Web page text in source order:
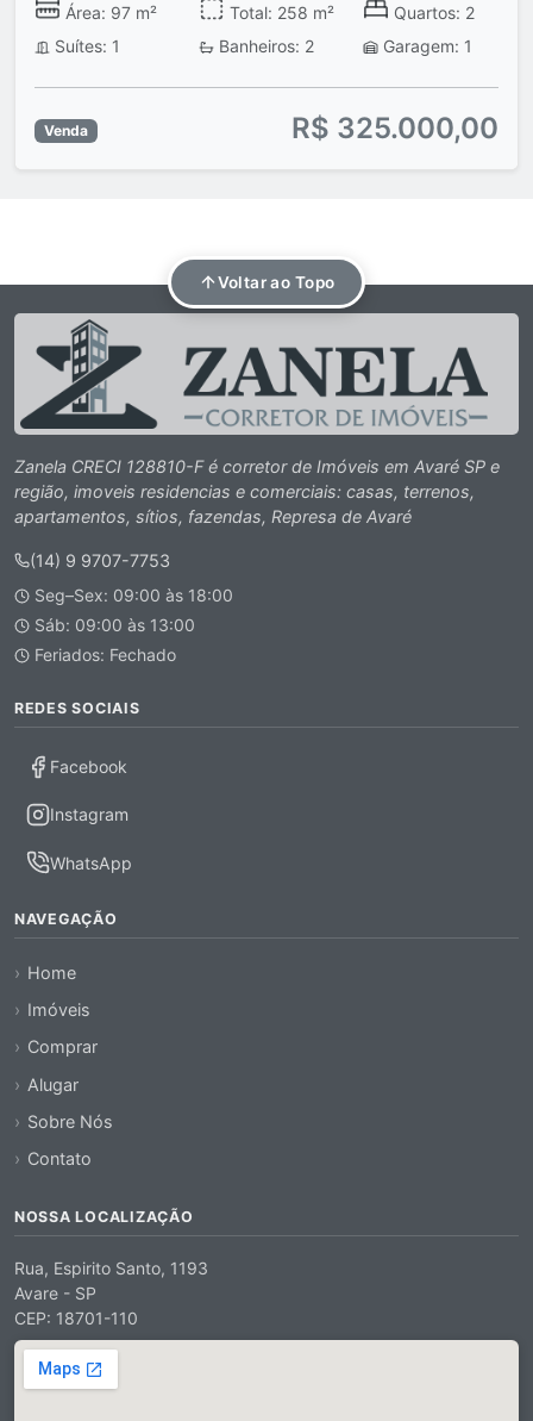
Área: 97 m² Total: 258 m²
Quartos: 2
Suítes: 1
Banheiros: 2 Garagem: 1
Venda R$ 325.000,00
Voltar ao Topo
Zanela CRECI 128810-F é corretor de Imóveis em Avaré SP e
região, imoveis residencias e comerciais: casas, terrenos,
apartamentos, sítios, fazendas, Represa de Avaré
(14) 9 9707-7753
Seg–Sex: 09:00 às 18:00
Sáb: 09:00 às 13:00
Feriados: Fechado
REDES SOCIAIS
Facebook
Instagram
WhatsApp
NAVEGAÇÃO
Home
Imóveis
Comprar
Alugar
Sobre Nós
Contato
NOSSA LOCALIZAÇÃO
Rua, Espirito Santo, 1193
Avare - SP
CEP: 18701-110